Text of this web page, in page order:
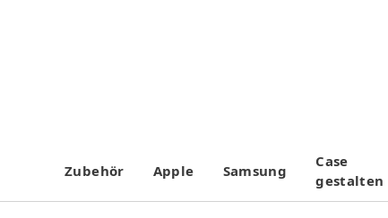
Zubehör Apple Samsung
Case
gestalten